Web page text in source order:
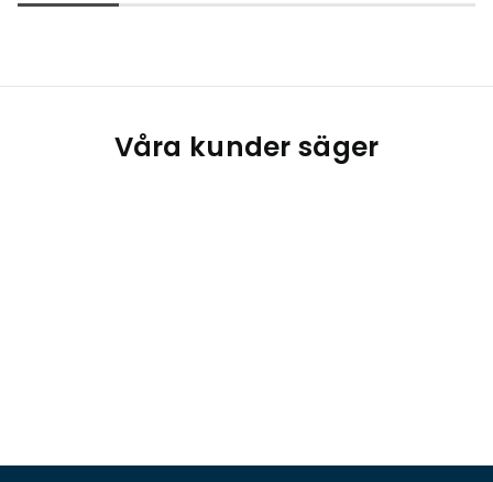
Våra kunder säger